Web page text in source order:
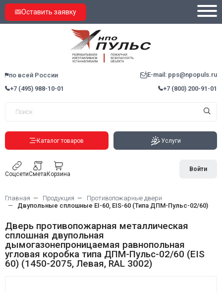
Оставить заявку
по всей России
E-mail: pps@npopuls.ru
+7 (495) 988-10-01
+7 (800) 200-91-01
Каталог товаров Услуги
СоцсетиСметаКорзина
Войти
Главная Продукция
Противопожарные двери
Двупольные сплошные EI-60, EIS-60 (Типа ДПМ-Пульс-02/60)
Дверь противопожарная металлическая
сплошная двупольная
дымогазонепроницаемая равнопольная
угловая коробка типа ДПМ-Пульс-02/60 (EIS
60) (1450-2075, Левая, RAL 3002)